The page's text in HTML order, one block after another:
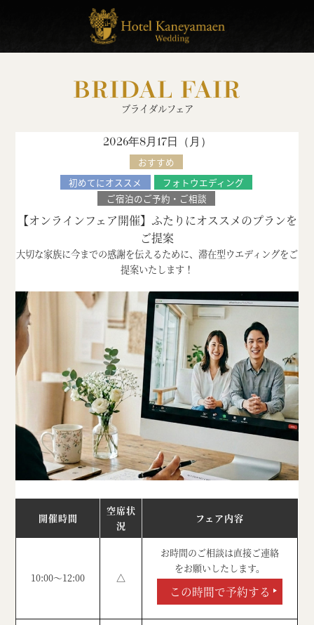
BRIDAL FAIR
ブライダルフェア
2026年8月17日（月 ）
おすすめ
初めてにオススメ
フォトウエディング
ご宿泊のご予約・ご相談
【オンラインフェア開催】ふたりにオススメのプランを
ご提案
大切な家族に今までの感謝を伝えるために、滞在型ウエディングをご
提案いたします！
開催時間
空席状
況
フェア内容
10:00～12:00 △
お時間のご相談は直接ご連絡
をお願いしたします。
この時間で予約する